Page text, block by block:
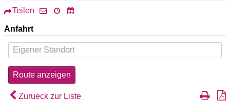
Teilen
Anfahrt
Zurueck zur Liste